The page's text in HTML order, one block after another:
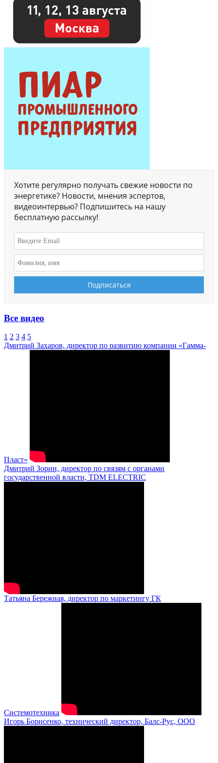
Хотите регулярно получать свежие новости по
энергетике? Новости, мнения эспертов,
видеоинтервью? Подпишитесь на нашу
бесплатную рассылку!
Все видео
1 2 3 4 5
Дмитрий Захаров, директор по развитию компании «Гамма-
Пласт»
Дмитрий Зорин, директор по связям с органами
государственной власти, TDM ELECTRIC
Татьяна Бережная, директор по маркетингу ГК
Системотехника
Игорь Борисенко, технический директор, Балс-Рус, ООО